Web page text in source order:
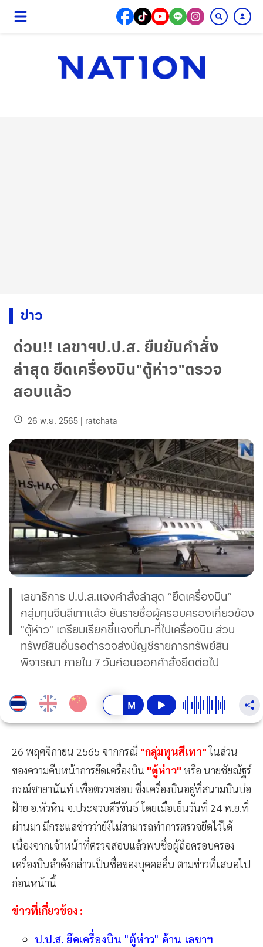
ข่าว
ด่วน!! เลขาฯป.ป.ส. ยืนยันคำสั่ง
ล่าสุด ยึดเครื่องบิน"ตู้ห่าว"ตรวจ
สอบแล้ว
26 พ.ย. 2565 | ratchata
เลขาธิการ ป.ป.ส.แจงคำสั่งล่าสุด “ยึดเครื่องบิน”
กลุ่มทุนจีนสีเทาแล้ว ยันรายชื่อผู้ครอบครองเกี่ยวข้อง
"ตู้ห่าว" เตรียมเรียกชี้แจงที่มา-ที่ไปเครื่องบิน ส่วน
ทรัพย์สินอื่นรอตำรวจส่งบัญชีรายการทรัพย์สิน
พิจารณา ภายใน 7 วันก่อนออกคำสั่งยึดต่อไป
26 พฤศจิกายน 2565 จากกรณี "กลุ่มทุนสีเทา"ในส่วน
ของความคืบหน้าการยึดเครื่องบิน "ตู้ห่าว" หรือ นายชัยณัฐร์
กรณ์ชายานันท์ เพื่อตรวจสอบ ซึ่งเครื่องบินอยู่ที่สนามบินบ่อ
ฝ้าย อ.หัวหิน จ.ประจวบคีรีขันธ์ โดยเมื่อเย็นวันที่ 24 พ.ย.ที่
ผ่านมา มีกระแสข่าวว่ายังไม่สามารถทำการตรวจยึดไว้ได้
เนื่องจากเจ้าหน้าที่ตรวจสอบแล้วพบชื่อผู้ถือครอบครอง
เครื่องบินลำดังกล่าวเป็นชื่อของบุคคลอื่น ตามข่าวที่เสนอไป
ก่อนหน้านี้
ข่าวที่เกี่ยวข้อง :
ป.ป.ส. ยึดเครื่องบิน "ตู้ห่าว" ด้าน เลขาฯ